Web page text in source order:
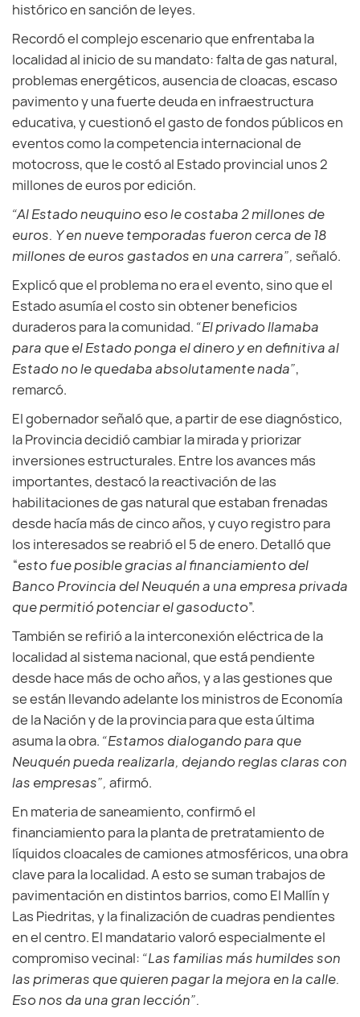
histórico en sanción de leyes.
Recordó el complejo escenario que enfrentaba la
localidad al inicio de su mandato: falta de gas natural,
problemas energéticos, ausencia de cloacas, escaso
pavimento y una fuerte deuda en infraestructura
educativa, y cuestionó el gasto de fondos públicos en
eventos como la competencia internacional de
motocross, que le costó al Estado provincial unos 2
millones de euros por edición.
“Al Estado neuquino eso le costaba 2 millones de
euros. Y en nueve temporadas fueron cerca de 18
millones de euros gastados en una carrera”, señaló.
Explicó que el problema no era el evento, sino que el
Estado asumía el costo sin obtener beneficios
duraderos para la comunidad. “El privado llamaba
para que el Estado ponga el dinero y en definitiva al
Estado no le quedaba absolutamente nada”,
remarcó.
El gobernador señaló que, a partir de ese diagnóstico,
la Provincia decidió cambiar la mirada y priorizar
inversiones estructurales. Entre los avances más
importantes, destacó la reactivación de las
habilitaciones de gas natural que estaban frenadas
desde hacía más de cinco años, y cuyo registro para
los interesados se reabrió el 5 de enero. Detalló que
“esto fue posible gracias al financiamiento del
Banco Provincia del Neuquén a una empresa privada
que permitió potenciar el gasoducto”.
También se refirió a la interconexión eléctrica de la
localidad al sistema nacional, que está pendiente
desde hace más de ocho años, y a las gestiones que
se están llevando adelante los ministros de Economía
de la Nación y de la provincia para que esta última
asuma la obra. “Estamos dialogando para que
Neuquén pueda realizarla, dejando reglas claras con
las empresas”, afirmó.
En materia de saneamiento, confirmó el
financiamiento para la planta de pretratamiento de
líquidos cloacales de camiones atmosféricos, una obra
clave para la localidad. A esto se suman trabajos de
pavimentación en distintos barrios, como El Mallín y
Las Piedritas, y la finalización de cuadras pendientes
en el centro. El mandatario valoró especialmente el
compromiso vecinal: “Las familias más humildes son
las primeras que quieren pagar la mejora en la calle.
Eso nos da una gran lección”.